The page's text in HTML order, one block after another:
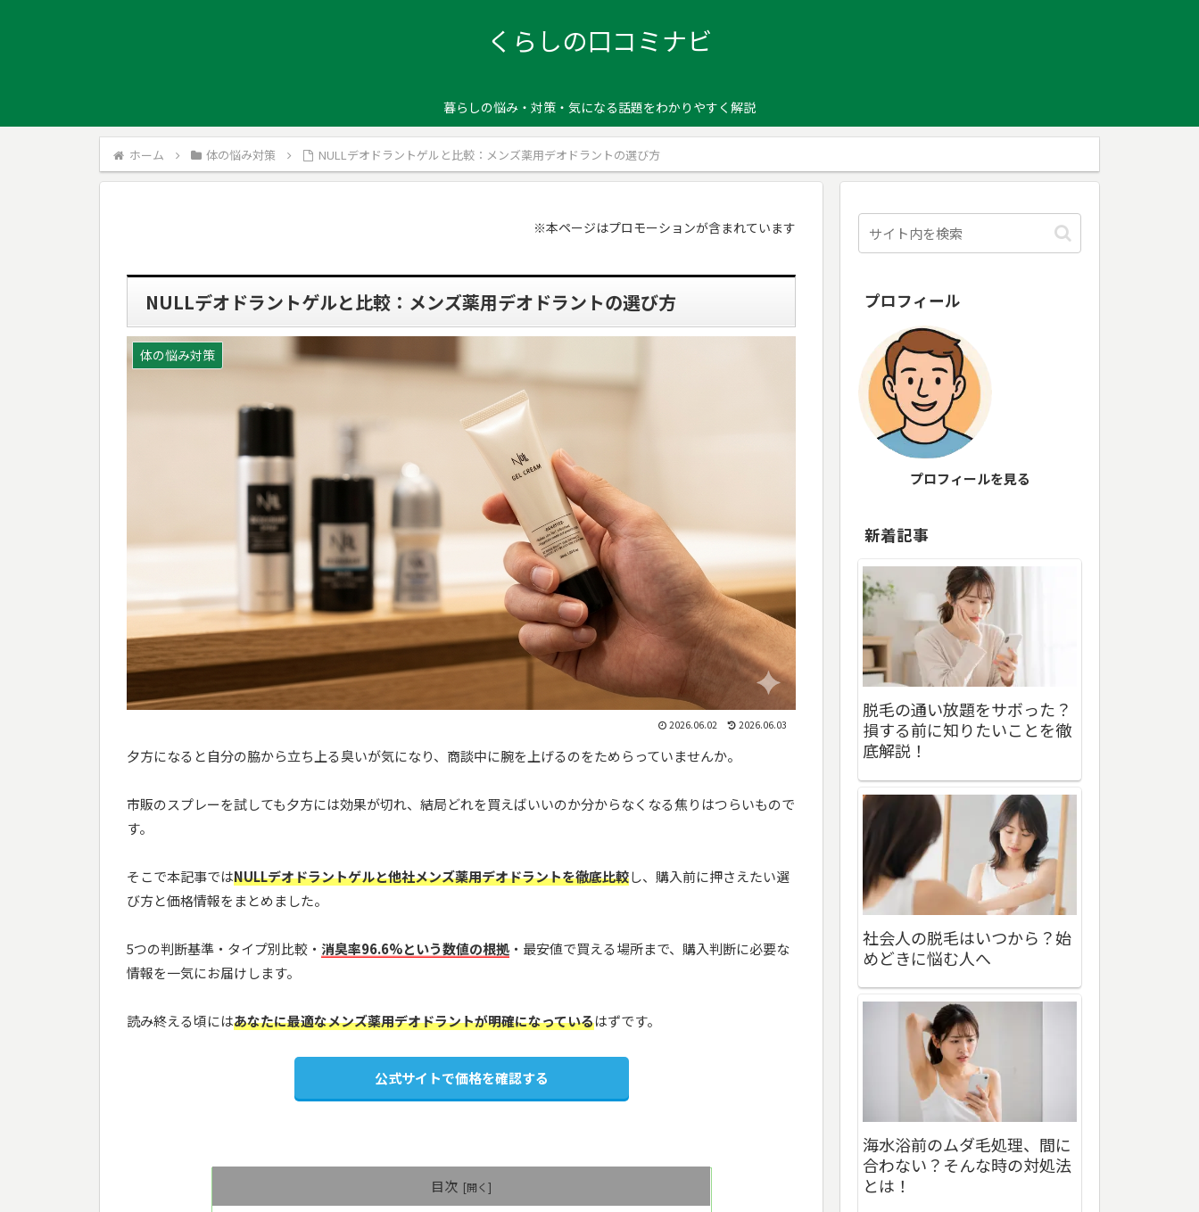
くらしの口コミナビ
暮らしの悩み・対策・気になる話題をわかりやすく解説
ホーム 体の悩み対策 NULLデオドラントゲルと比較：メンズ薬用デオドラントの選び方
※本ページはプロモーションが含まれています
NULLデオドラントゲルと比較：メンズ薬用デオドラントの選び方
体の悩み対策
2026.06.02 2026.06.03
夕方になると自分の脇から立ち上る臭いが気になり、商談中に腕を上げるのをためらっていませんか。
市販のスプレーを試しても夕方には効果が切れ、結局どれを買えばいいのか分からなくなる焦りはつらいもので
す。
そこで本記事ではNULLデオドラントゲルと他社メンズ薬用デオドラントを徹底比較し、購入前に押さえたい選
び方と価格情報をまとめました。
5つの判断基準・タイプ別比較・ 消臭率96.6%という数値の根拠 ・最安値で買える場所まで、購入判断に必要な
情報を一気にお届けします。
読み終える頃にはあなたに最適なメンズ薬用デオドラントが明確になっているはずです。
公式サイトで価格を確認する
目次
プロフィール
プロフィールを見る
新着記事
脱毛の通い放題をサボった？
損する前に知りたいことを徹
底解説！
社会人の脱毛はいつから？始
めどきに悩む人へ
海水浴前のムダ毛処理、間に
合わない？そんな時の対処法
とは！